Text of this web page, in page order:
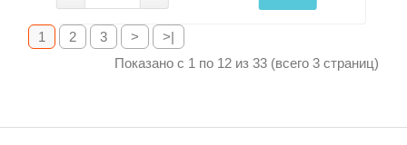
1 2 3 >
>|
Показано с 1 по 12 из 33 (всего 3 страниц)